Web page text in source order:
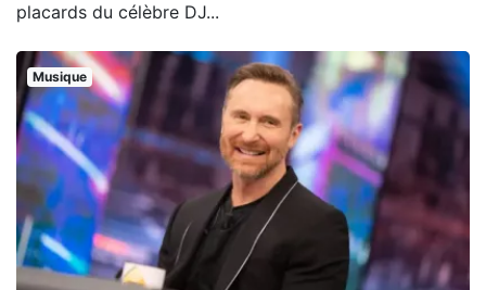
placards du célèbre DJ...
Musique